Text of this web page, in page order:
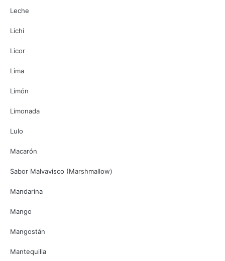
Leche
Lichi
Licor
Lima
Limón
Limonada
Lulo
Macarón
Sabor Malvavisco (Marshmallow)
Mandarina
Mango
Mangostán
Mantequilla